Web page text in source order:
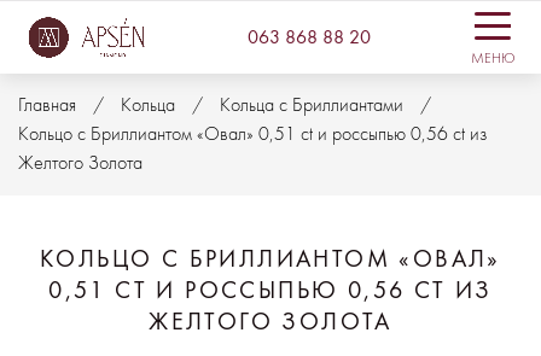
063 868 88 20
МЕНЮ
Главная Кольца
Кольца с Бриллиантами
Кольцо с Бриллиантом «Овал» 0,51 ct и россыпью 0,56 ct из
Желтого Золота
КОЛЬЦО С БРИЛЛИАНТОМ «ОВАЛ»
0,51 CT И РОССЫПЬЮ 0,56 CT ИЗ
ЖЕЛТОГО ЗОЛОТА